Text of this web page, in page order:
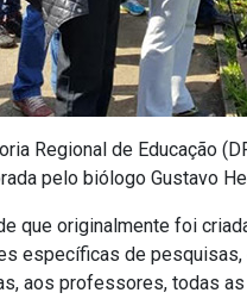
Regional de Educação
pelo biólogo Gustavo
que originalmente foi
específicas de pesquisas,
aos professores, todas